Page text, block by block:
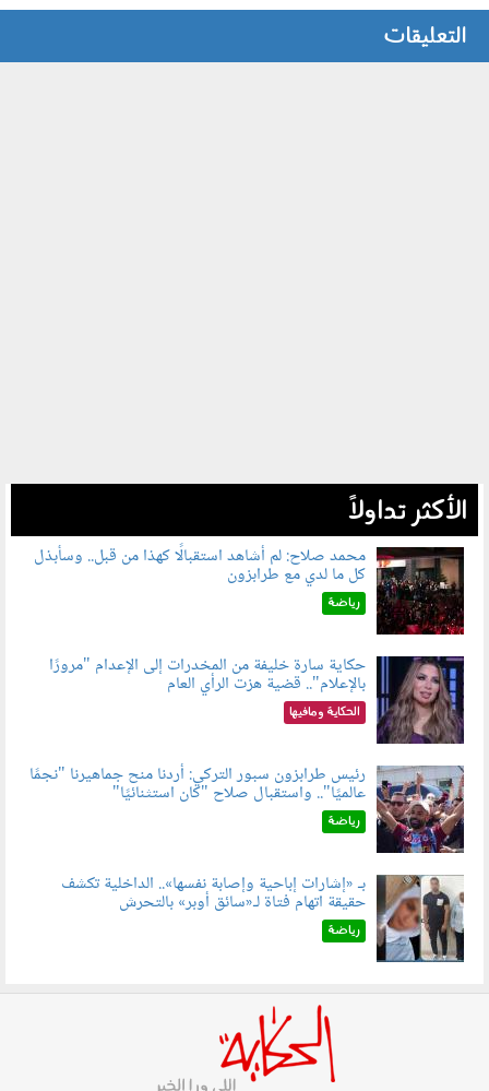
التعليقات
الأكثر تداولاً
060802.jpg
محمد صلاح: لم أشاهد استقبالًا كهذا من قبل.. وسأبذل
كل ما لدي مع طرابزون
رياضة
060801.jpeg
حكاية سارة خليفة من المخدرات إلى الإعدام "مرورًا
بالإعلام".. قضية هزت الرأي العام
الحكاية ومافيها
060803.jpg
رئيس طرابزون سبور التركي: أردنا منح جماهيرنا "نجمًا
عالميًا".. واستقبال صلاح "كان استثنائيًا"
رياضة
060804.jpg
بـ «إشارات إباحية وإصابة نفسها».. الداخلية تكشف
حقيقة اتهام فتاة لـ«سائق أوبر» بالتحرش
رياضة